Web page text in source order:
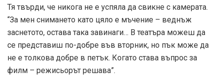
Тя твърди, че никога не е успяла да свикне с камерата.
“За мен снимането като цяло е мъчение – веднъж
заснетото, остава така завинаги… В театъра можеш да
се представиш по-добре във вторник, но пък може да
не е толкова добре в петък. Когато става въпрос за
филм – режисьорът решава”.